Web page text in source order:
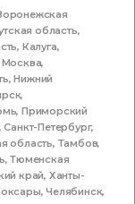
область,
, Калуга,
Москва,
,Нижний
,
,Приморский
,Санкт-Петербург,
область, Тамбов,
,Тюменская
край, Ханты-
,Челябинск,